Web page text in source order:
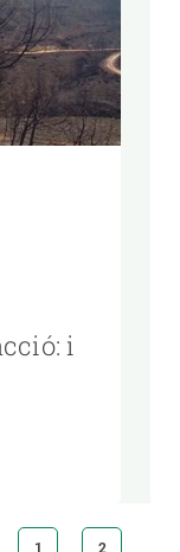
i
PÀGINA
1 PÀGINA
2